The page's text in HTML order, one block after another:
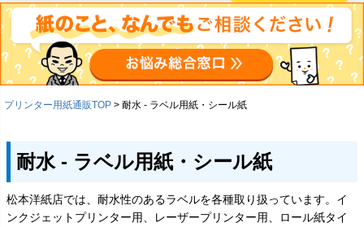
プリンター用紙通販TOP 耐水 - ラベル用紙・シール紙
耐水 - ラベル用紙・シール紙
松本洋紙店では、耐水性のあるラベルを各種取り扱っています。イ
ンクジェットプリンター用、レーザープリンター用、ロール紙タイ